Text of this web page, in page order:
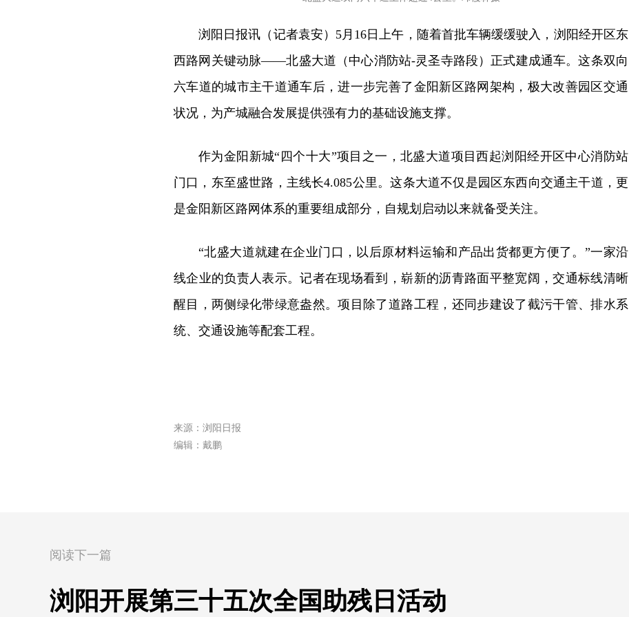
浏阳日报讯（记者袁安）5月16日上午，随着首批车辆缓缓驶入，浏阳经开区东
西路网关键动脉——北盛大道（中心消防站-灵圣寺路段）正式建成通车。这条双向
六车道的城市主干道通车后，进一步完善了金阳新区路网架构，极大改善园区交通
状况，为产城融合发展提供强有力的基础设施支撑。
作为金阳新城“四个十大”项目之一，北盛大道项目西起浏阳经开区中心消防站
门口，东至盛世路，主线长4.085公里。这条大道不仅是园区东西向交通主干道，更
是金阳新区路网体系的重要组成部分，自规划启动以来就备受关注。
“北盛大道就建在企业门口，以后原材料运输和产品出货都更方便了。”一家沿
线企业的负责人表示。记者在现场看到，崭新的沥青路面平整宽阔，交通标线清晰
醒目，两侧绿化带绿意盎然。项目除了道路工程，还同步建设了截污干管、排水系
统、交通设施等配套工程。
来源：浏阳日报
编辑：戴鹏
阅读下一篇
浏阳开展第三十五次全国助残日活动